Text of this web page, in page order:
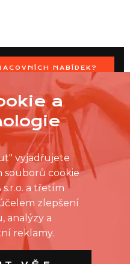
NABÍDEK?
S VAŠIMI ČASOVÝMI
a
vyjadřujete
souborů cookie
s.r.o. a třetím
zlepšení
analýzy a
reklamy.